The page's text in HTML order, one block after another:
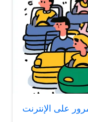
على الإنترنت